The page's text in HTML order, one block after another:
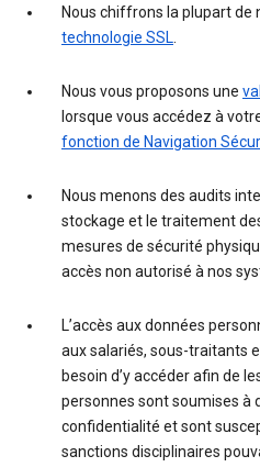
Nous chiffrons la plupart de
technologie SSL.
Nous vous proposons une
lorsque vous accédez à
fonction de Navigation
Nous menons des audits
stockage et le traitement
mesures de sécurité
accès non autorisé à nos
L’accès aux données
aux salariés, sous-traitants
besoin d’y accéder afin de
personnes sont soumises à
confidentialité et sont
sanctions disciplinaires